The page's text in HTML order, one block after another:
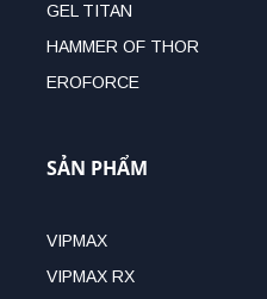
GEL TITAN
HAMMER OF THOR
EROFORCE
SẢN PHẨM
VIPMAX
VIPMAX RX